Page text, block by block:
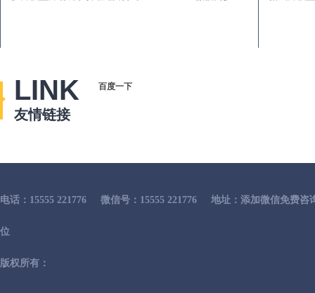
LINK
友情链接
百度一下
电话：15555 221776 微信号：15555 221776 地址：添加微信免费咨
位
版权所有：